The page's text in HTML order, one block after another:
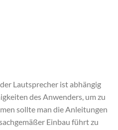
Lautsprecher ist abhängig
des Anwenders, um zu
sollte man die Anleitungen
Einbau führt zu